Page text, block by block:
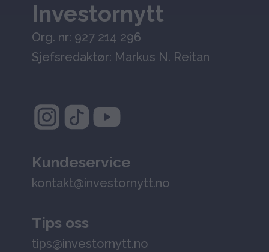
Investornytt
Org. nr: 927 214 296
Sjefsredaktør: Markus N. Reitan
Kundeservice
kontakt@investornytt.no
Tips oss
tips@investornytt.no